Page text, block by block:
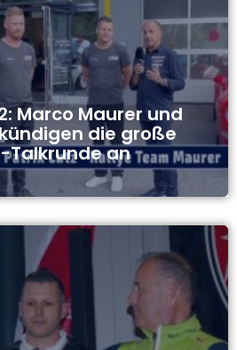
Marco Maurer und
die große
Talkrunde an